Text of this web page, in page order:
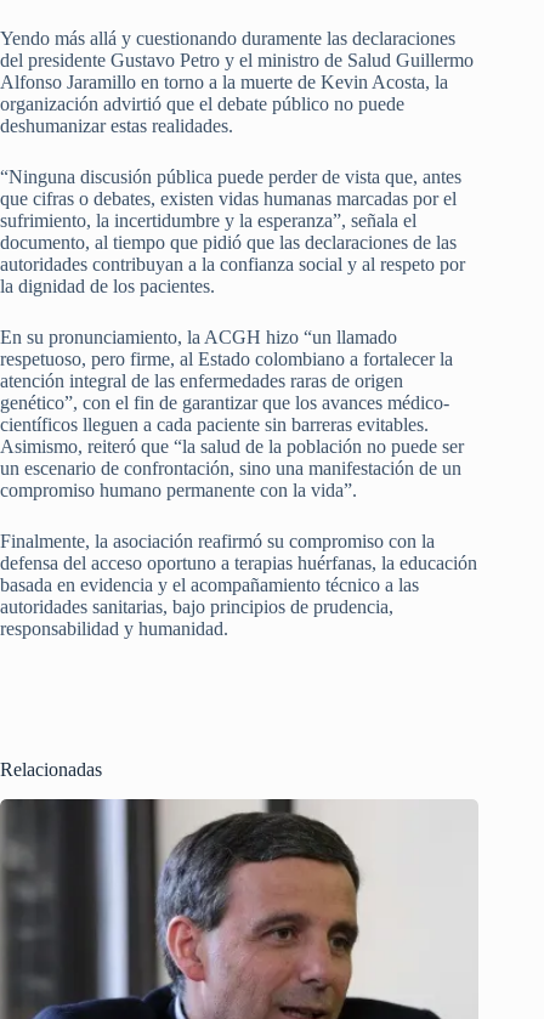
Yendo más allá y cuestionando duramente las declaraciones
del presidente Gustavo Petro y el ministro de Salud Guillermo
Alfonso Jaramillo en torno a la muerte de Kevin Acosta, la
organización advirtió que el debate público no puede
deshumanizar estas realidades.
“Ninguna discusión pública puede perder de vista que, antes
que cifras o debates, existen vidas humanas marcadas por el
sufrimiento, la incertidumbre y la esperanza”, señala el
documento, al tiempo que pidió que las declaraciones de las
autoridades contribuyan a la confianza social y al respeto por
la dignidad de los pacientes.
En su pronunciamiento, la ACGH hizo “un llamado
respetuoso, pero firme, al Estado colombiano a fortalecer la
atención integral de las enfermedades raras de origen
genético”, con el fin de garantizar que los avances médico-
científicos lleguen a cada paciente sin barreras evitables.
Asimismo, reiteró que “la salud de la población no puede ser
un escenario de confrontación, sino una manifestación de un
compromiso humano permanente con la vida”.
Finalmente, la asociación reafirmó su compromiso con la
defensa del acceso oportuno a terapias huérfanas, la educación
basada en evidencia y el acompañamiento técnico a las
autoridades sanitarias, bajo principios de prudencia,
responsabilidad y humanidad.
Relacionadas